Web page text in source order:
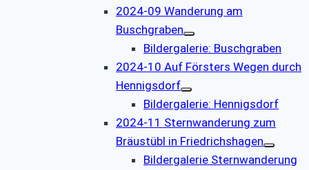
2024-09 Wanderung am
Buschgraben
Bildergalerie: Buschgraben
2024-10 Auf Försters Wegen durch
Hennigsdorf
Bildergalerie: Hennigsdorf
2024-11 Sternwanderung zum
Bräustübl in Friedrichshagen
Bildergalerie Sternwanderung